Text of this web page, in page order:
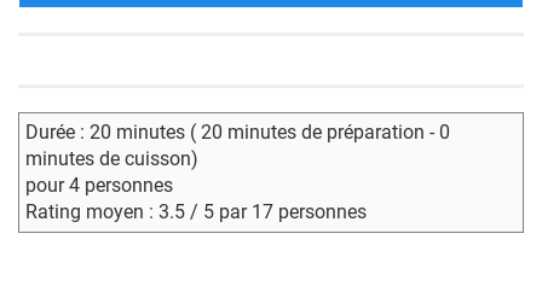
Durée : 20 minutes ( 20 minutes de préparation - 0
minutes de cuisson)
pour 4 personnes
Rating moyen : 3.5 / 5 par 17 personnes